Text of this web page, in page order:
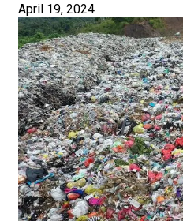
April 19, 2024